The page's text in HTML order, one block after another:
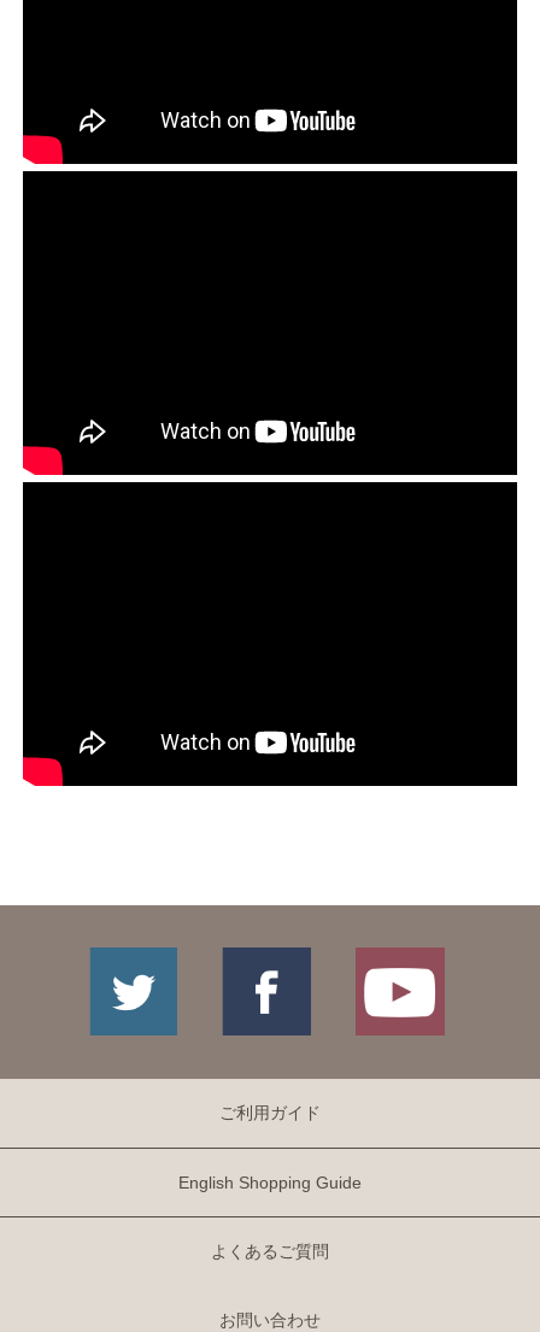
ご利用ガイド
English Shopping Guide
よくあるご質問
お問い合わせ